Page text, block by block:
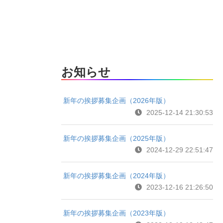
お知らせ
新年の挨拶募集企画（2026年版）
2025-12-14 21:30:53
新年の挨拶募集企画（2025年版）
2024-12-29 22:51:47
新年の挨拶募集企画（2024年版）
2023-12-16 21:26:50
新年の挨拶募集企画（2023年版）